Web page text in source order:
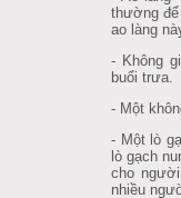
thường
ao làng
- Không
buổi trưa.
- Một
- Một lò
lò gạch
cho
nhiều